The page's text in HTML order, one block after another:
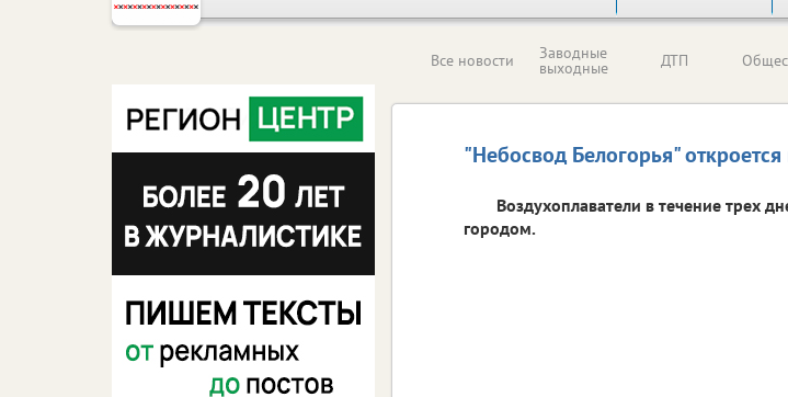
Все новости Заводные
выходные ДТП
"Небосвод Белогорья"
Воздухоплаватели в течение трех
городом.